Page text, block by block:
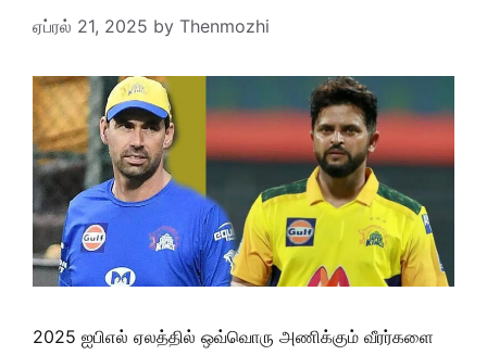
ஏப்ரல் 21, 2025 by Thenmozhi
2025 ஐபிஎல் ஏலத்தில் ஒவ்வொரு அணிக்கும் வீரர்களை